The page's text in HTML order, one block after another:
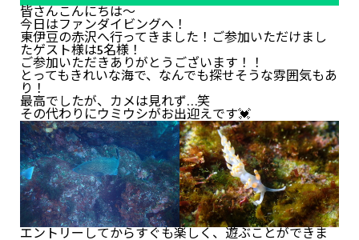
皆さんこんにちは～
今日はファンダイビングへ！
東伊豆の赤沢へ行ってきました！ご参加いただけまし
たゲスト様は5名様！
ご参加いただきありがとうございます！！
とってもきれいな海で、なんでも探せそうな雰囲気もあ
り！
最高でしたが、カメは見れず…笑
その代わりにウミウシがお出迎えです💓
エントリーしてからすぐも楽しく、遊ぶことができま